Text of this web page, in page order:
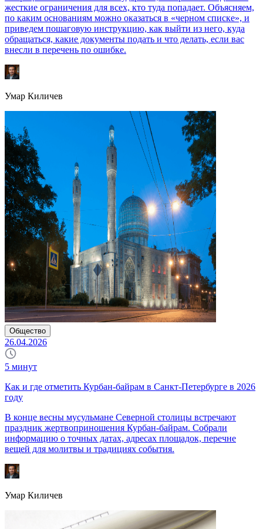
жесткие ограничения для всех, кто туда попадает. Объясняем,
по каким основаниям можно оказаться в «черном списке», и
приведем пошаговую инструкцию, как выйти из него, куда
обращаться, какие документы подать и что делать, если вас
внесли в перечень по ошибке.
Умар Киличев
Общество
26.04.2026
5 минут
Как и где отметить Курбан-байрам в Санкт-Петербурге в 2026
году
В конце весны мусульмане Северной столицы встречают
праздник жертвоприношения Курбан-байрам. Собрали
информацию о точных датах, адресах площадок, перечне
вещей для молитвы и традициях события.
Умар Киличев